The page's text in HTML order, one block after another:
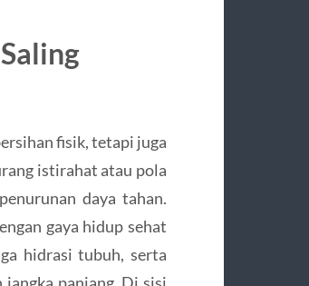
fisik, tetapi juga
istirahat atau pola
daya tahan.
gaya hidup sehat
hidrasi tubuh, serta